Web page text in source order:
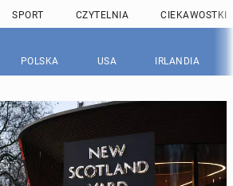
SPORT CZYTELNIA CIEKAWOSTKI
POLSKA USA IRLANDIA